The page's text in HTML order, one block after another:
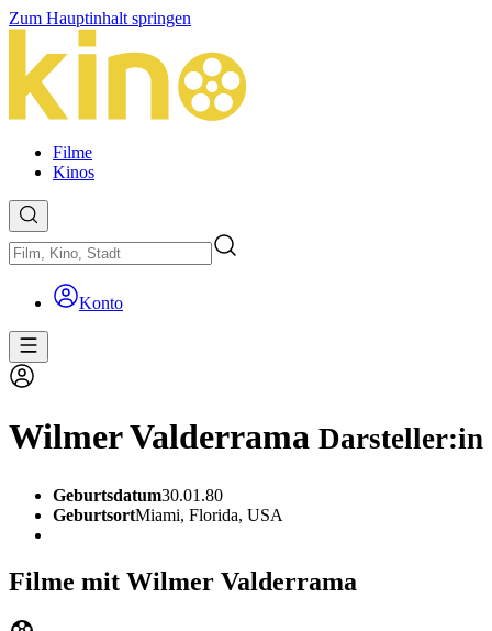
Zum Hauptinhalt springen
Filme
Kinos
Konto
Wilmer Valderrama Darsteller:in
Geburtsdatum30.01.80
GeburtsortMiami, Florida, USA
Filme mit Wilmer Valderrama